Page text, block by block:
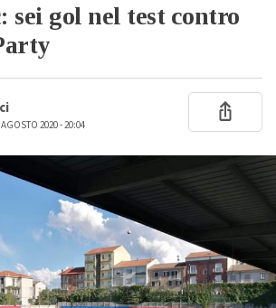
sei gol nel test contro
2020 - 20:04